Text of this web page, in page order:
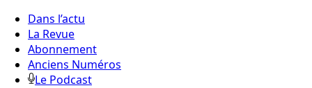
Dans l’actu
La Revue
Abonnement
Anciens Numéros
Le Podcast